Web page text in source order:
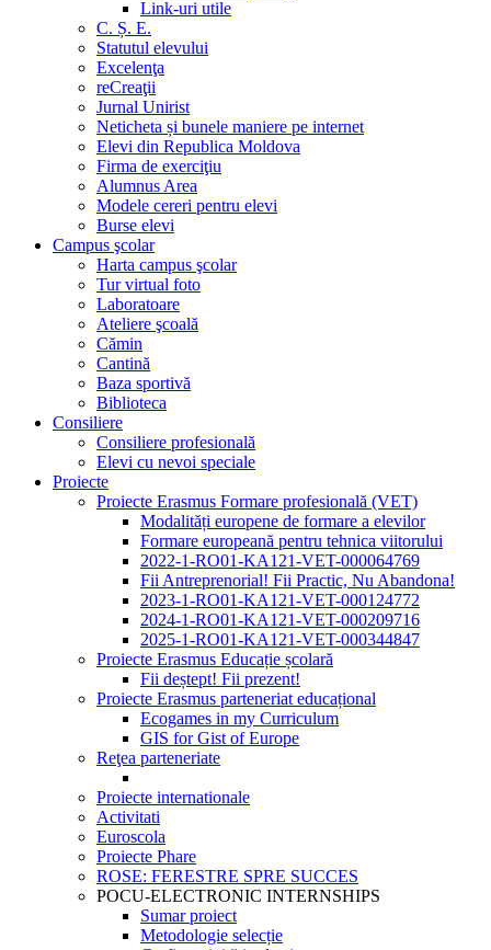
Link-uri utile
C. Ș. E.
Statutul elevului
Excelenţa
reCreaţii
Jurnal Unirist
Neticheta și bunele maniere pe internet
Elevi din Republica Moldova
Firma de exerciţiu
Alumnus Area
Modele cereri pentru elevi
Burse elevi
Campus şcolar
Harta campus şcolar
Tur virtual foto
Laboratoare
Ateliere şcoală
Cămin
Cantină
Baza sportivă
Biblioteca
Consiliere
Consiliere profesională
Elevi cu nevoi speciale
Proiecte
Proiecte Erasmus Formare profesională (VET)
Modalități europene de formare a elevilor
Formare europeană pentru tehnica viitorului
2022-1-RO01-KA121-VET-000064769
Fii Antreprenorial! Fii Practic, Nu Abandona!
2023-1-RO01-KA121-VET-000124772
2024-1-RO01-KA121-VET-000209716
2025-1-RO01-KA121-VET-000344847
Proiecte Erasmus Educație școlară
Fii deștept! Fii prezent!
Proiecte Erasmus parteneriat educațional
Ecogames in my Curriculum
GIS for Gist of Europe
Reţea parteneriate
Proiecte internationale
Activitati
Euroscola
Proiecte Phare
ROSE: FERESTRE SPRE SUCCES
POCU-ELECTRONIC INTERNSHIPS
Sumar proiect
Metodologie selecție